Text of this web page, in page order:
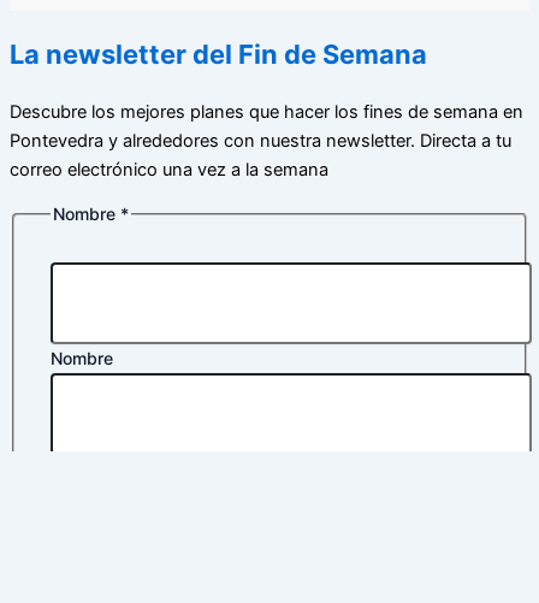
La newsletter del Fin de Semana
Descubre los mejores planes que hacer los fines de semana en
Pontevedra y alrededores con nuestra newsletter. Directa a tu
correo electrónico una vez a la semana
Nombre *
Nombre